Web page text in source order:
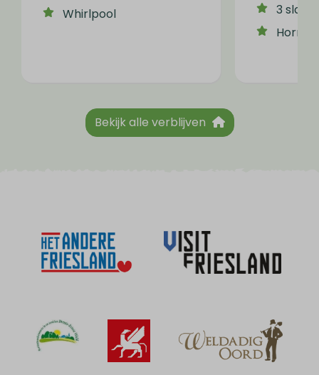
Whirlpool
3
Horren
Bekijk alle verblijven